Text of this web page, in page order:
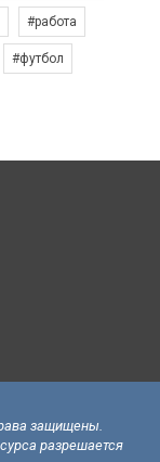
#работа
#футбол
защищены.
разрешается